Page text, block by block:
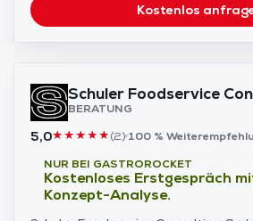
Kostenlos
Schuler Foodservice
BERATUNG
5,0★★★★★(2)100 %
NUR BEI GASTROROCKET
Kostenloses Erstgespräch
Konzept-Analyse.